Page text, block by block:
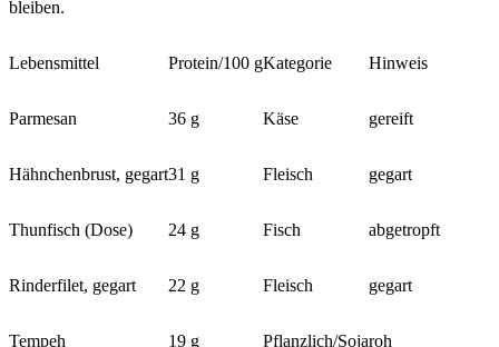
bleiben.
Lebensmittel Protein/100 gKategorie Hinweis
Parmesan 36 g Käse gereift
Hähnchenbrust, gegart31 g Fleisch gegart
Thunfisch (Dose) 24 g Fisch abgetropft
Rinderfilet, gegart 22 g Fleisch gegart
Tempeh 19 g Pflanzlich/Sojaroh